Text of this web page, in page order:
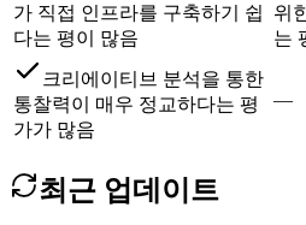
가 직접 인프라를 구축하기 쉽
다는 평이 많음
위
는
크리에이티브 분석을 통한
통찰력이 매우 정교하다는 평
가가 많음
—
최근 업데이트